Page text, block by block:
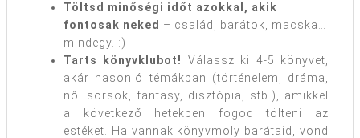
Töltsd minőségi időt azokkal, akik
fontosak neked – család, barátok, macska…
mindegy. :)
Tarts könyvklubot!
Válassz ki 4-5 könyvet,
akár hasonló témákban (történelem, dráma,
női sorsok, fantasy, disztópia, stb.), amikkel
a következő hetekben fogod tölteni az
estéket. Ha vannak könyvmoly barátaid, vond